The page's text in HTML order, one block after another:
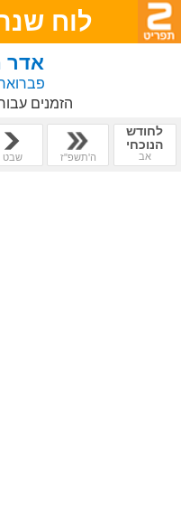
לוח
פברואר -
הזמנים
לחודש
הנוכחי
אב ה'תשפ"ז שבט